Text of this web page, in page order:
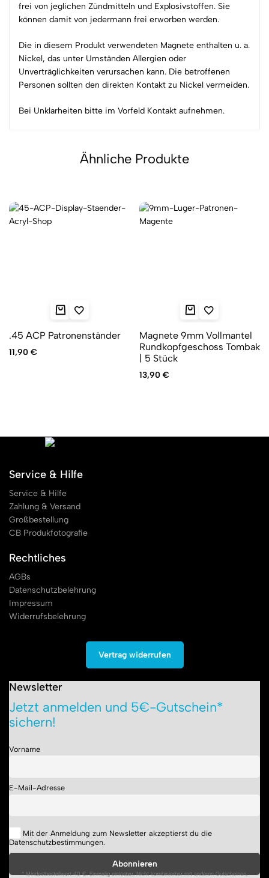
frei von jeglichen Zündmitteln und Explosivstoffen. Sie
können damit von jedermann frei erworben werden.
Die in diesem Produkt verwendeten Magnete enthalten u. a.
Nickel, das unter Umständen Allergien oder
Unverträglichkeiten verursachen kann. Die betroffenen
Personen sollten den direkten Kontakt zu Nickel vermeiden.
Bei Unklarheiten bitte im Vorfeld Kontakt aufnehmen.
Ähnliche Produkte
.45 ACP Patronenständer
11,90 €
Magnete 9mm Vollmantel
Rundkopfgeschoss Tombak
| 5 Stück
13,90 €
Service & Hilfe
Service & Hilfe
Zahlung & Versand
Großbestellung
CB Produkfotografie
Rechtliches
AGBs
Datenschutzbelehrung
Impressum
Widerrufsbelehrung
Vertrag widerrufen
Newsletter
Jetzt anmelden und 5€-Gutschein*
sichern!
Vorname
E-Mail-Adresse
Mit der Anmeldung zum Newsletter akzeptierst du die
Datenschutzbestimmungen.
* Mindestbestellwert 40 €. Einmalig einlösbar. Nicht kombinierbar mit anderen Gutscheinen,